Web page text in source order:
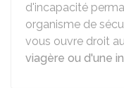
d'incapacité
organisme de
vous ouvre droit
viagère ou d'une